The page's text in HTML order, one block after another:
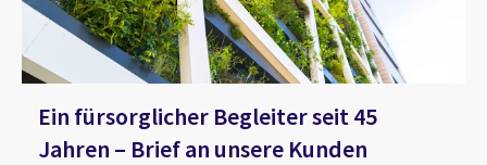
Ein fürsorglicher Begleiter seit 45
Jahren – Brief an unsere Kunden